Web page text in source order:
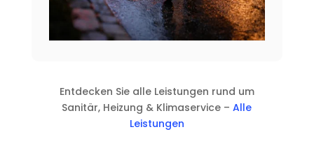
Entdecken Sie alle Leistungen rund um
Sanitär, Heizung & Klimaservice –Alle
Leistungen